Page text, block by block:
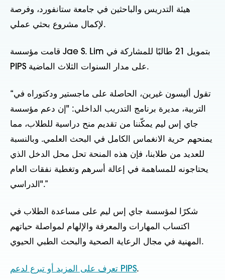
هيئة التدريس والباحثين في جامعة ستانفورد، وفرصة
لإكمال مشروع بحثي عملي.
قامت مؤسسة Jae S. Lim بتمويل 21 طالبًا للمشاركة في
PIPS على مدار السنوات الثلاث الماضية.
“تقول أليسون غيرين، الحاصلة على ماجستير ودكتوراه في
التربية، مديرة برنامج التدريب الداخلي: "إن دعم مؤسسة
جاي إس ليم يمكّننا من تقديم منح دراسية للطلاب، مما
يمنحهم حرية الانغماس الكامل في البحث العلمي. وبالنسبة
للعديد من طلابنا، فإن هذه المنحة تحل محل الدخل الذي
يحتاجونه للمساهمة في إعالة أسرهم وتغطية نفقات العام
الدراسي".”
شكرًا لمؤسسة جاي إس ليم على مساعدة الطلاب في
اكتساب المهارات والمعرفة والإلهام لمواصلة حياتهم
المهنية في مجال الرعاية الصحية والبحث الطبي الحيوي.
تعرف على المزيد أو تبرع لدعم PIPS.